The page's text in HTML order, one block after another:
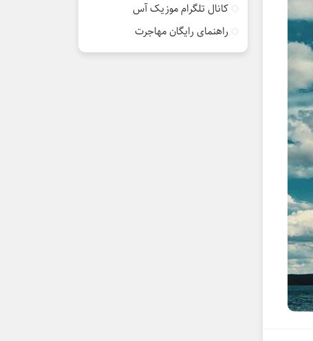
کانال تلگرام موزیک آس
راهنمای رایگان مهاجرت